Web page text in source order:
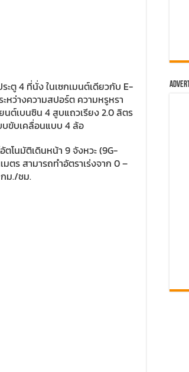
ะตู 4 ที่นั่ง ในเซกเมนต์เดียวกับ E-
หว่างความสปอร์ต ความหรูหรา
ต์เบนซิน 4 สูบแถวเรียง 2.0 ลิตร
บขับเคลื่อนแบบ 4 ล้อ
ตโนมัติเดินหน้า 9 จังหวะ (9G-
ตร สามารถทำอัตราเร่งจาก 0 –
กม./ชม.